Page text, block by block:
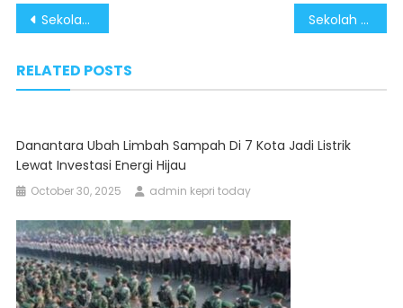
Post
Sekolah Rakyat Komitmen Pemerintah Berikan Pendidikan Layak untuk Anak Sekolah Rakyat Jadi Infrastruktur Kebudayaan Tumbuhkan Bangsa Yang Kuat
RELATED POSTS
Danantara Ubah Limbah Sampah Di 7 Kota Jadi Listrik
Lewat Investasi Energi Hijau
October 30, 2025 admin kepri today